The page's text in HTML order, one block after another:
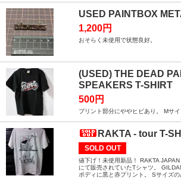
USED PAINTBOX
1,200円
おそらく未使用で状態良好。
(USED) THE DEAD
SPEAKERS T-SHIRT
500円
プリント部分にややヒビあり。 Mサ
RAKTA - tour T-
SOLD OUT
値下げ！未使用新品！ RAKTA
にて販売されていたTシャツ。
ボディに黒と赤プリント。 Sサイズの